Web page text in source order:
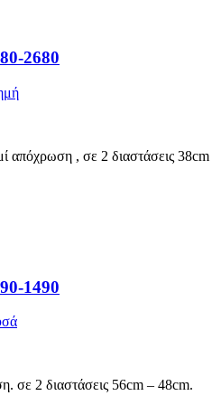
2680
απόχρωση , σε 2 διαστάσεις 38cm
1490
σε 2 διαστάσεις 56cm – 48cm.